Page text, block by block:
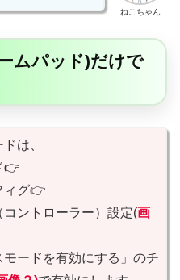
ねこちゃん
ムパッド)だけで
は、
👉
ィグ👉
ントローラー）設定(画
ードを有効にする」のチ